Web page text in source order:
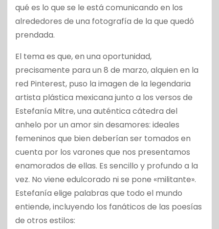
qué es lo que se le está comunicando en los
alrededores de una fotografía de la que quedó
prendada.
El tema es que, en una oportunidad,
precisamente para un 8 de marzo, alquien en la
red Pinterest, puso la imagen de la legendaria
artista plástica mexicana junto a los versos de
Estefanía Mitre, una auténtica cátedra del
anhelo por un amor sin desamores: ideales
femeninos que bien deberían ser tomados en
cuenta por los varones que nos presentamos
enamorados de ellas. Es sencillo y profundo a la
vez. No viene edulcorado ni se pone «militante».
Estefanía elige palabras que todo el mundo
entiende, incluyendo los fanáticos de las poesías
de otros estilos: